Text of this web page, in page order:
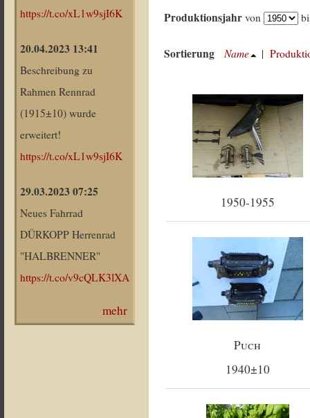
https://t.co/xL1w9sjI6K
20.04.2023 13:41
Beschreibung zu
Rahmen Rennrad
(1915±10) wurde
erweitert!
https://t.co/xL1w9sjI6K
29.03.2023 07:25
Neues Fahrrad
DÜRKOPP Herrenrad
"HALBRENNER"
https://t.co/v9cQLK3lXA
mehr
Produktionsjahr von
Sortierung Name |
1950-1955
Puch
1940±10